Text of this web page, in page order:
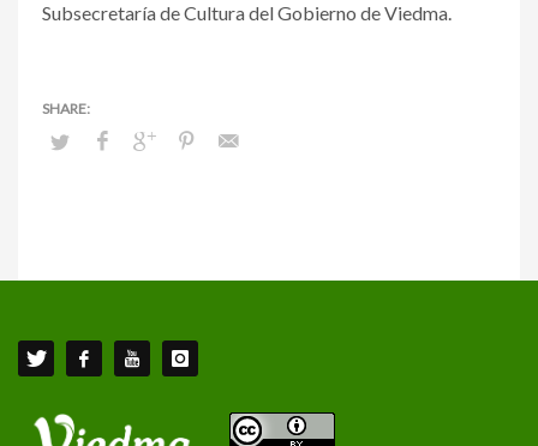
Subsecretaría de Cultura del Gobierno de Viedma.